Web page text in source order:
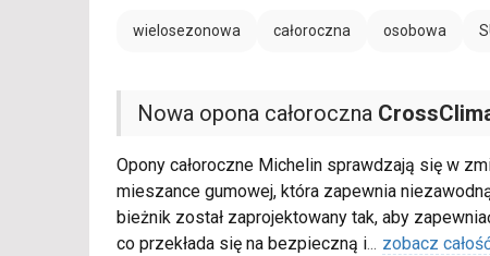
wielosezonowa całoroczna osobowa
Nowa opona całoroczna
Opony całoroczne Michelin sprawdzają się w
mieszance gumowej, która zapewnia
bieżnik został zaprojektowany tak, aby
co przekłada się na bezpieczną i... zobacz